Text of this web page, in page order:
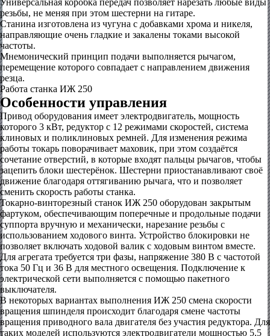
Универсальная коробка передач позволяет нарезать любые виды
резьбы, не меняя при этом шестерни на гитаре.
Станина изготовлена из чугуна с добавками хрома и никеля,
направляющие очень гладкие и закалены токами высокой
частоты.
Мнемонический принцип подачи выполняется рычагом,
перемещение которого совпадает с направлением движения
резца.
Работа станка ИЖ 250
Особенности управления
Привод оборудования имеет электродвигатель, мощность
которого 3 кВт, редуктор с 12 режимами скоростей, система
клиновых и поликлиновых ремней. Для изменения режима
работы токарь поворачивает маховик, при этом создаётся
сочетание отверстий, в которые входят пальцы рычагов, чтобы
зацепить блоки шестерёнок. Шестерни приостанавливают своё
движение благодаря оттягиванию рычага, что и позволяет
сменить скорость работы станка.
Токарно-винторезный станок ИЖ 250 оборудован закрытым
фартуком, обеспечивающим поперечные и продольные подачи
суппорта вручную и механически, нарезание резьбы с
использованием ходового винта. Устройство блокировки не
позволяет включать ходовой валик с ходовым винтом вместе.
Для агрегата требуется три фазы, напряжение 380 В с частотой
тока 50 Гц и 36 В для местного освещения. Подключение к
электрической сети выполняется с помощью пакетного
выключателя.
В некоторых вариантах выполнения ИЖ 250 смена скорости
вращения шпинделя происходит благодаря смене частоты
вращения приводного вала двигателя без участия редуктора. Для
таких моделей используются электродвигатели мощностью 5,5